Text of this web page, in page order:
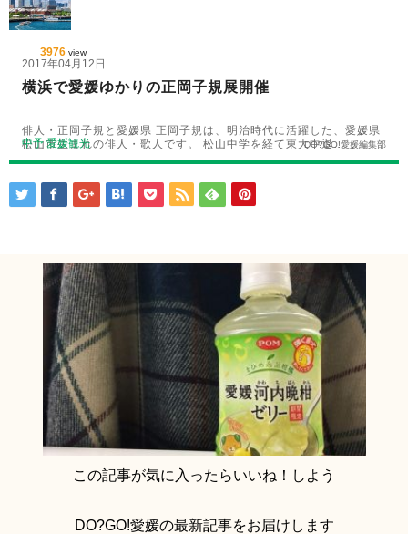
3976 view
2017年04月12日
横浜で愛媛ゆかりの正岡子規展開催
俳人・正岡子規と愛媛県 正岡子規は、明治時代に活躍した、愛媛県
松山市生まれの俳人・歌人です。 松山中学を経て東大中退…
中予 愛媛観光 DO?GO!愛媛編集部
この記事が気に入ったらいいね！しよう
DO?GO!愛媛の最新記事をお届けします